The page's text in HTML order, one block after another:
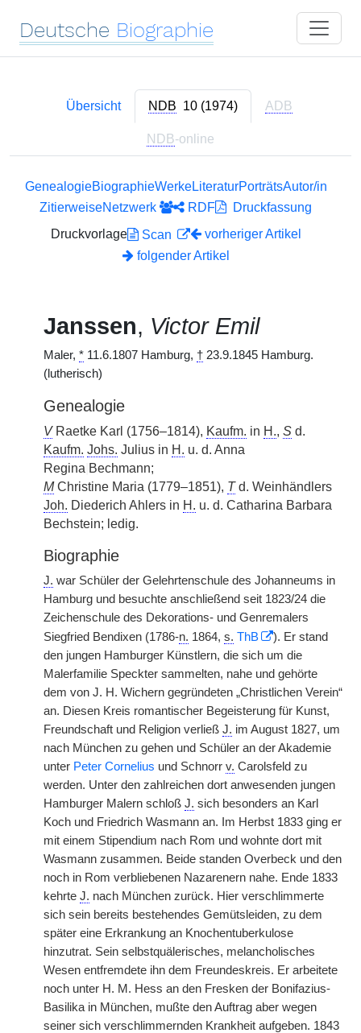
Deutsche Biographie
Übersicht NDB 10 (1974) ADB
NDB-online
GenealogieBiographieWerkeLiteraturPorträtsAutor/in
ZitierweiseNetzwerk RDF
Druckfassung
Druckvorlage
Scan
vorheriger Artikel
folgender Artikel
Janssen, Victor Emil
Maler, * 11.6.1807 Hamburg, † 23.9.1845 Hamburg.
(lutherisch)
Genealogie
VRaetke Karl (1756–1814), Kaufm. in H., S d.
Kaufm. Johs. Julius in H. u. d. Anna
Regina Bechmann;
MChristine Maria (1779–1851), Td. Weinhändlers
Joh. Diederich Ahlers in H. u. d. Catharina Barbara
Bechstein; ledig.
Biographie
J. war Schüler der Gelehrtenschule des Johanneums in
Hamburg und besuchte anschließend seit 1823/24 die
Zeichenschule des Dekorations- und Genremalers
Siegfried Bendixen (1786-n. 1864, s. ThB
). Er stand
den jungen Hamburger Künstlern, die sich um die
Malerfamilie Speckter sammelten, nahe und gehörte
dem von J. H. Wichern gegründeten „Christlichen Verein“
an. Diesen Kreis romantischer Begeisterung für Kunst,
Freundschaft und Religion verließ J. im August 1827, um
nach München zu gehen und Schüler an der Akademie
unter Peter Cornelius und Schnorr v. Carolsfeld zu
werden. Unter den zahlreichen dort anwesenden jungen
Hamburger Malern schloß J. sich besonders an Karl
Koch und Friedrich Wasmann an. Im Herbst 1833 ging er
mit einem Stipendium nach Rom und wohnte dort mit
Wasmann zusammen. Beide standen Overbeck und den
noch in Rom verbliebenen Nazarenern nahe. Ende 1833
kehrte J. nach München zurück. Hier verschlimmerte
sich sein bereits bestehendes Gemütsleiden, zu dem
später eine Erkrankung an Knochentuberkulose
hinzutrat. Sein selbstquälerisches, melancholisches
Wesen entfremdete ihn dem Freundeskreis. Er arbeitete
noch unter H. M. Hess an den Fresken der Bonifazius-
Basilika in München, mußte den Auftrag aber wegen
seiner sich verschlimmernden Krankheit aufgeben. 1843